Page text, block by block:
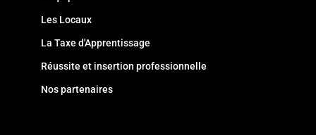
Les Locaux
La Taxe d'Apprentissage
Réussite et insertion professionnelle
Nos partenaires